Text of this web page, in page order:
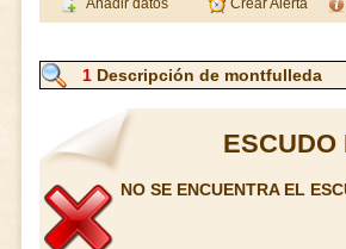
Añadir datos Crear Alerta
1 Descripción de montfulleda
ESCUDO
NO SE ENCUENTRA EL